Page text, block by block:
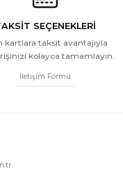
SEÇENEKLERİ
kartlara taksit avantajıyla
kolayca tamamlayın.
İletişim Formu